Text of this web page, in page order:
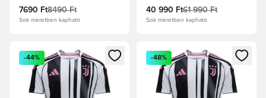
7690 Ft8490 Ft
Sok méretben kapható
40 990 Ft61 990 Ft
Sok méretben kapható
Megnyit egy modált a bejelentkezéshez vagy a tagként
-44%
Megnyit egy modált a
-48%